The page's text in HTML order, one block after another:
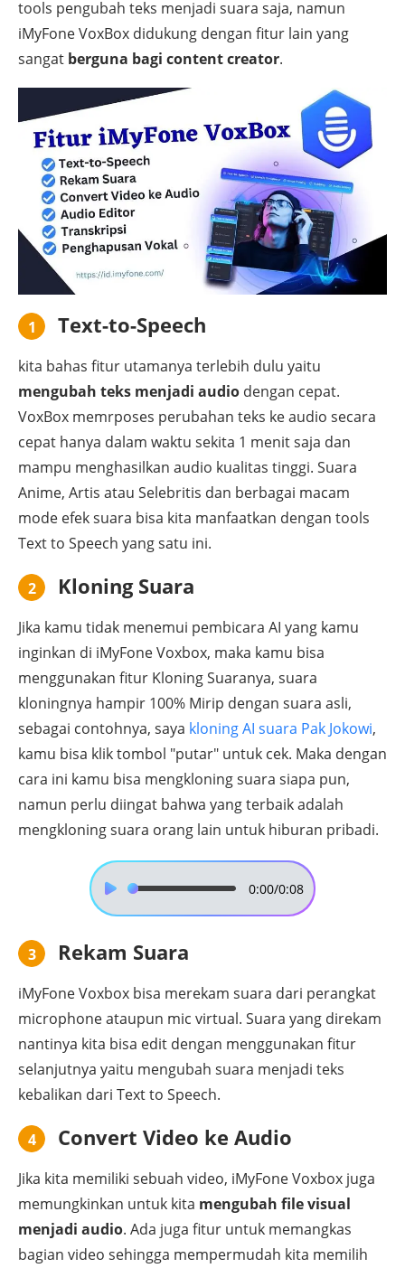
tools pengubah teks menjadi suara saja, namun
iMyFone VoxBox didukung dengan fitur lain yang
sangat berguna bagi content creator.
1 Text-to-Speech
kita bahas fitur utamanya terlebih dulu yaitu
mengubah teks menjadi audio dengan cepat.
VoxBox memrposes perubahan teks ke audio secara
cepat hanya dalam waktu sekita 1 menit saja dan
mampu menghasilkan audio kualitas tinggi. Suara
Anime, Artis atau Selebritis dan berbagai macam
mode efek suara bisa kita manfaatkan dengan tools
Text to Speech yang satu ini.
2 Kloning Suara
Jika kamu tidak menemui pembicara AI yang kamu
inginkan di iMyFone Voxbox, maka kamu bisa
menggunakan fitur Kloning Suaranya, suara
kloningnya hampir 100% Mirip dengan suara asli,
sebagai contohnya, saya kloning AI suara Pak Jokowi,
kamu bisa klik tombol "putar" untuk cek. Maka dengan
cara ini kamu bisa mengkloning suara siapa pun,
namun perlu diingat bahwa yang terbaik adalah
mengkloning suara orang lain untuk hiburan pribadi.
0:00/0:08
3 Rekam Suara
iMyFone Voxbox bisa merekam suara dari perangkat
microphone ataupun mic virtual. Suara yang direkam
nantinya kita bisa edit dengan menggunakan fitur
selanjutnya yaitu mengubah suara menjadi teks
kebalikan dari Text to Speech.
4 Convert Video ke Audio
Jika kita memiliki sebuah video, iMyFone Voxbox juga
memungkinkan untuk kita mengubah file visual
menjadi audio. Ada juga fitur untuk memangkas
bagian video sehingga mempermudah kita memilih